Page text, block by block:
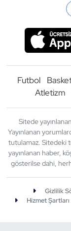
Futbol
Atletizm
Sitede
Yayınlanan
tutulamaz. Sitedeki
yayınlanan haber,
gösterilse dahi,
Gizlilik
Hizmet Şartları